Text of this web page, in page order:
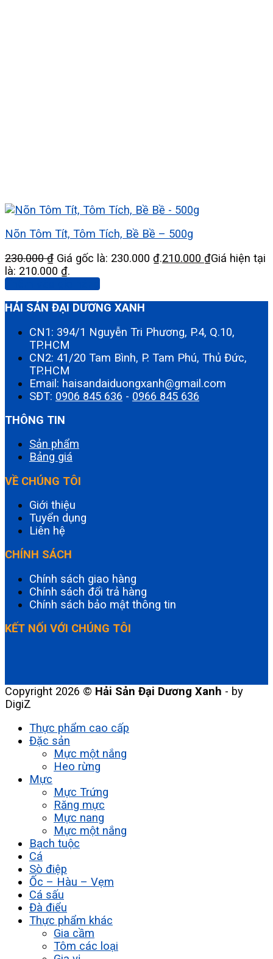
Nõn Tôm Tít, Tôm Tích, Bề Bề – 500g
230.000₫ Giá gốc là: 230.000 ₫.210.000 ₫Giá hiện tại
là: 210.000 ₫.
Thêm vào giỏ hàng
HẢI SẢN ĐẠI DƯƠNG XANH
CN1: 394/1 Nguyễn Tri Phương, P.4, Q.10,
TP.HCM
CN2: 41/20 Tam Bình, P. Tam Phú, Thủ Đức,
TP.HCM
Email: haisandaiduongxanh@gmail.com
SĐT: 0906 845 636 - 0966 845 636
THÔNG TIN
Sản phẩm
Bảng giá
VỀ CHÚNG TÔI
Giới thiệu
Tuyển dụng
Liên hệ
CHÍNH SÁCH
Chính sách giao hàng
Chính sách đổi trả hàng
Chính sách bảo mật thông tin
KẾT NỐI VỚI CHÚNG TÔI
Copyright 2026 © Hải Sản Đại Dương Xanh - by
DigiZ
Thực phẩm cao cấp
Đặc sản
Mực một nắng
Heo rừng
Mực
Mực Trứng
Răng mực
Mực nang
Mực một nắng
Bạch tuộc
Cá
Sò điệp
Ốc – Hàu – Vẹm
Cá sấu
Đà điểu
Thực phẩm khác
Gia cầm
Tôm các loại